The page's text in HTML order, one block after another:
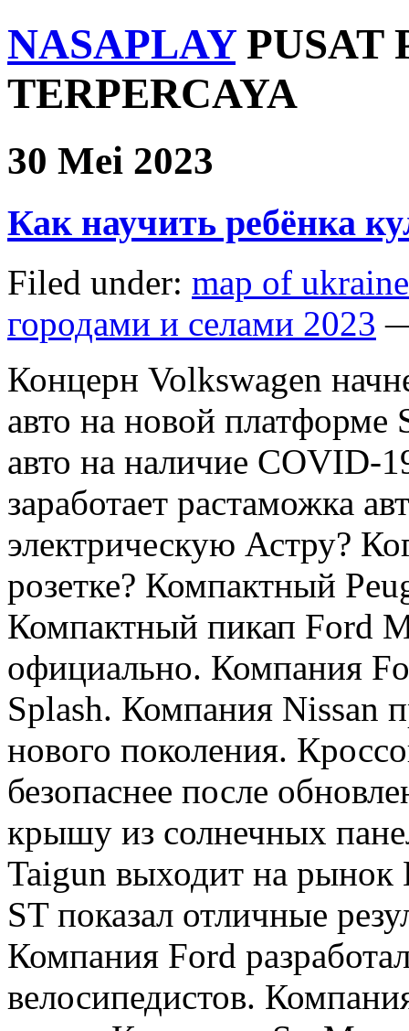
NASAPLAY PUSAT
TERPERCAYA
30 Mei 2023
Как научить ребёнка
Filed under: map of ukraine
городами и селами 2023
Концерн Volkswagen
авто на новой платформе
авто на наличие COVID-
заработает растаможка
электрическую Астру?
розетке? Компактный
Компактный пикап Ford
официально. Компания
Splash. Компания Nissan
нового поколения.
безопаснее после
крышу из солнечных
Taigun выходит на
ST показал отличные
Компания Ford
велосипедистов.